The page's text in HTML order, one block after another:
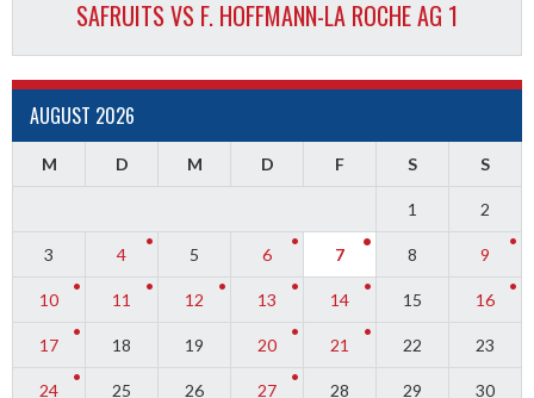
SAFRUITS VS F. HOFFMANN-LA ROCHE AG 1
AUGUST 2026
M D M D F S S
1 2
3 4 5 6 7 8 9
10 11 12 13 14 15 16
17 18 19 20 21 22 23
24 25 26 27 28 29 30